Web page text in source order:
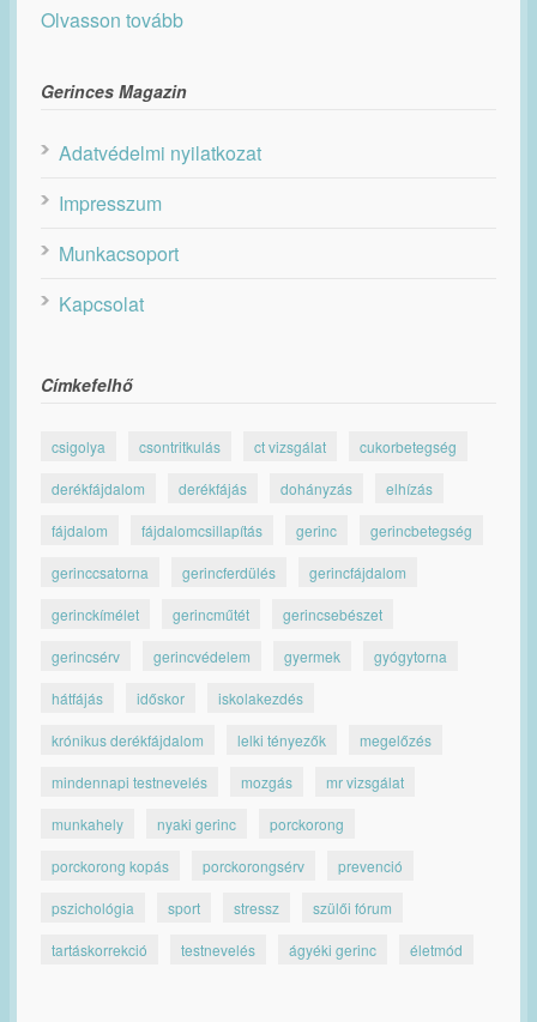
Olvasson tovább
Gerinces Magazin
Adatvédelmi nyilatkozat
Impresszum
Munkacsoport
Kapcsolat
Címkefelhő
csigolya csontritkulás ct vizsgálat cukorbetegség
derékfájdalom derékfájás dohányzás elhízás
fájdalom fájdalomcsillapítás gerinc gerincbetegség
gerinccsatorna gerincferdülés gerincfájdalom
gerinckímélet gerincműtét gerincsebészet
gerincsérv gerincvédelem gyermek gyógytorna
hátfájás időskor iskolakezdés
krónikus derékfájdalom lelki tényezők megelőzés
mindennapi testnevelés mozgás mr vizsgálat
munkahely nyaki gerinc porckorong
porckorong kopás porckorongsérv prevenció
pszichológia sport stressz szülői fórum
tartáskorrekció testnevelés ágyéki gerinc életmód